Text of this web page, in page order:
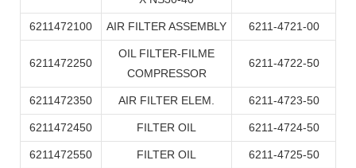
6211472100 AIR FILTER ASSEMBLY 6211-4721-00
6211472250
OIL FILTER-FILME
COMPRESSOR
6211-4722-50
6211472350 AIR FILTER ELEM. 6211-4723-50
6211472450 FILTER OIL 6211-4724-50
6211472550 FILTER OIL 6211-4725-50